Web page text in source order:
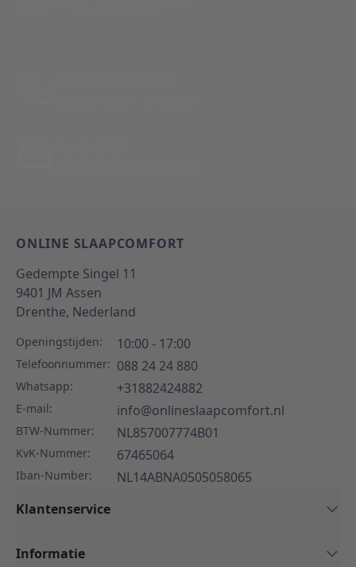
ONLINE SLAAPCOMFORT
Gedempte Singel 11
9401 JM Assen
Drenthe, Nederland
Openingstijden: 10:00 - 17:00
Telefoonnummer: 088 24 24 880
Whatsapp: +31882424882
E-mail: info@onlineslaapcomfort.nl
BTW-Nummer: NL857007774B01
KvK-Nummer: 67465064
Iban-Number:
NL14ABNA0505058065
Klantenservice
Informatie